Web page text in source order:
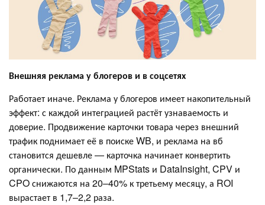
Внешняя реклама у блогеров и в соцсетях
Работает иначе. Реклама у блогеров имеет накопительный
эффект: с каждой интеграцией растёт узнаваемость и
доверие. Продвижение карточки товара через внешний
трафик поднимает её в поиске WB, и реклама на вб
становится дешевле — карточка начинает конвертить
органически. По данным MPStats и DataInsight, CPV и
CPO снижаются на 20–40% к третьему месяцу, а ROI
вырастает в 1,7–2,2 раза.